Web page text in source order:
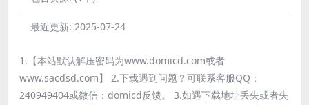
最近更新: 2025-07-24
1.【本站默认解压密码为www.domicd.com或者
www.sacdsd.com】 2.下载遇到问题？可联系客服QQ：
240949404或微信：domicd反馈。 3.如遇下载地址丢失或者失